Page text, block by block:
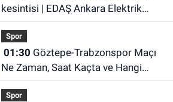
kesintisi | EDAŞ Ankara Elektrik
Kesintisi
Spor
01:30
Ne Zaman, Saat Kaçta ve Hangi
Kanalda?
Spor